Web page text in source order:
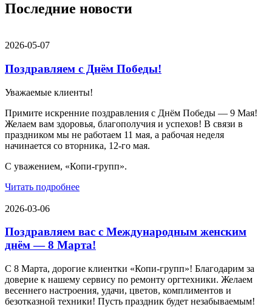
Последние новости
2026-05-07
Поздравляем с Днём Победы!
Уважаемые клиенты!
Примите искренние поздравления с Днём Победы — 9 Мая!
Желаем вам здоровья, благополучия и успехов! В связи в
праздником мы не работаем 11 мая, а рабочая неделя
начинается со вторника, 12-го мая.
С уважением, «Копи-групп».
Читать подробнее
2026-03-06
Поздравляем вас с Международным женским
днём — 8 Марта!
С 8 Марта, дорогие клиентки «Копи‑групп»! Благодарим за
доверие к нашему сервису по ремонту оргтехники. Желаем
весеннего настроения, удачи, цветов, комплиментов и
безотказной техники! Пусть праздник будет незабываемым!